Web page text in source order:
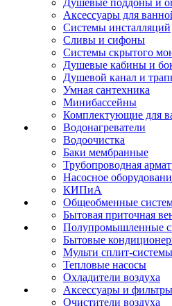
Душевые поддоны и
Аксессуары для
Системы инсталляций
Сливы и сифоны
Системы скрытого
Душевые кабины и
Душевой канал и
Умная сантехника
Минибассейны
Комплектующие для
Водонагреватели
Водоочистка
Баки мембранные
Трубопроводная
Насосное
КИПиА
Общеобменные
Бытовая приточная
Полупромышленные
Бытовые
Мульти сплит-системы
Тепловые насосы
Охладители воздуха
Аксессуары и
Очистители воздуха